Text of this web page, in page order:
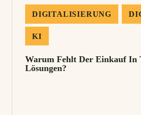
DIGITALISIERUNG
KI
Warum Fehlt Der Einkauf In
Lösungen?